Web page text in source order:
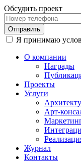
Обсудить проект
Я принимаю
О компании
Награды
Проекты
Услуги
Арт-
Журнал
Контакты